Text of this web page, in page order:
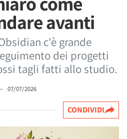
avanti
c'è grande
dei progetti
tagli fatti allo studio.
07/07/2026
CONDIVIDI